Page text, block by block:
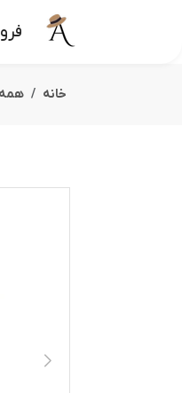
خانه